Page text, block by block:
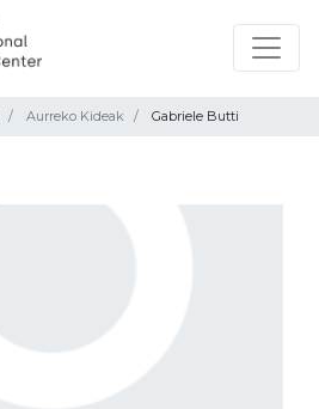
Aurreko Kideak Gabriele Butti